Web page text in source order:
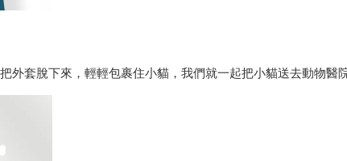
外套脫下來，輕輕包裹住小貓，我們就一起把小貓送去動物醫